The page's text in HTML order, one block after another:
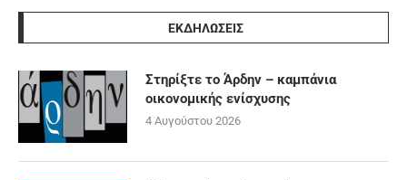
ΕΚΔΗΛΩΣΕΙΣ
Στηρίξτε το Άρδην – καμπάνια
οικονομικής ενίσχυσης
4 Αυγούστου 2026